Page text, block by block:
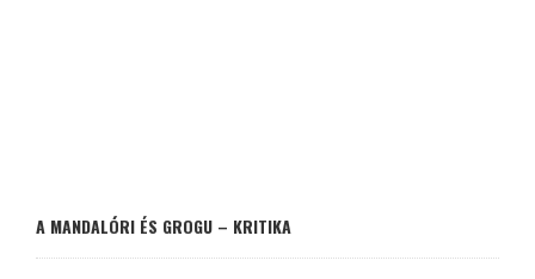
A MANDALÓRI ÉS GROGU – KRITIKA